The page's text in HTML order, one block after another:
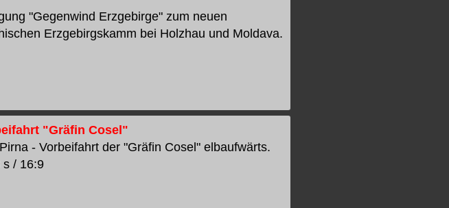
"Gegenwind Erzgebirge" zum neuen
Erzgebirgskamm bei Holzhau und Moldava.
"Gräfin Cosel"
- Vorbeifahrt der "Gräfin Cosel" elbaufwärts.
s / 16:9